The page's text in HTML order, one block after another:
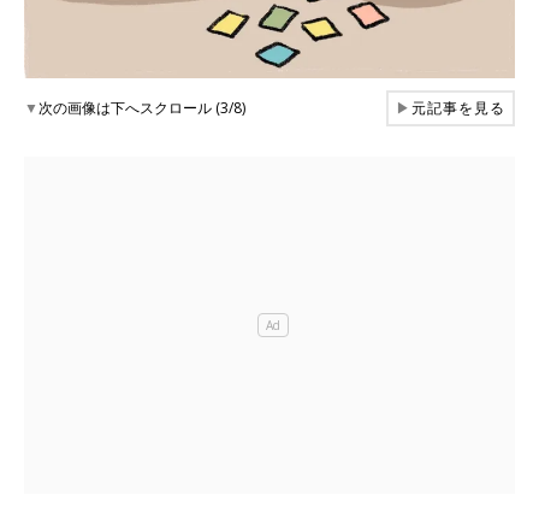
▼次の画像は下へスクロール (3/8) ▶元記事を見る